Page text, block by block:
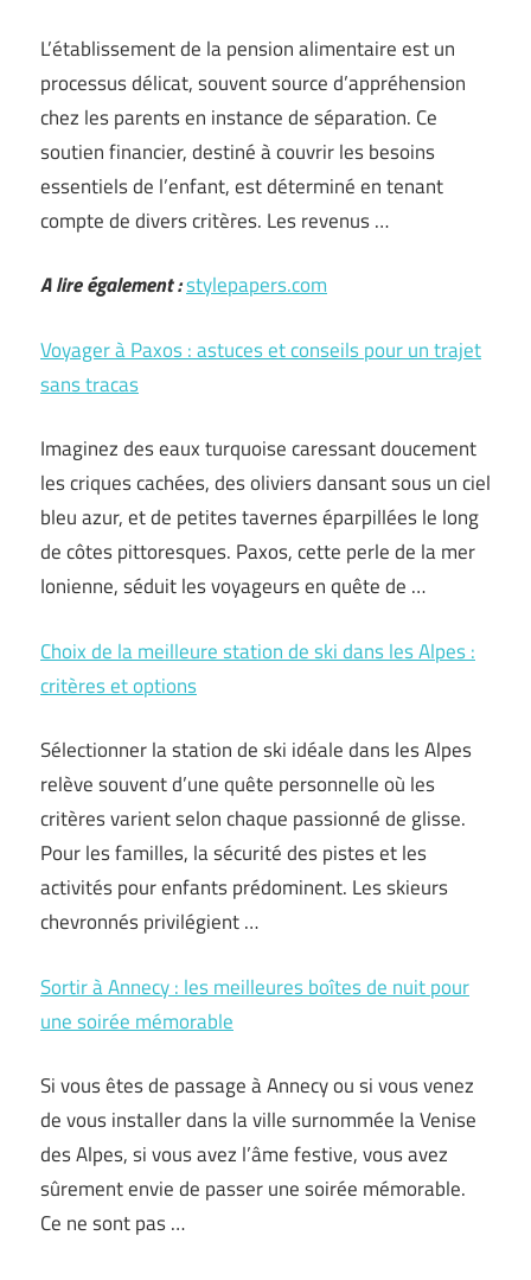
L’établissement de la pension alimentaire est un
processus délicat, souvent source d’appréhension
chez les parents en instance de séparation. Ce
soutien financier, destiné à couvrir les besoins
essentiels de l’enfant, est déterminé en tenant
compte de divers critères. Les revenus …
A lire également :stylepapers.com
Voyager à Paxos : astuces et conseils pour un trajet
sans tracas
Imaginez des eaux turquoise caressant doucement
les criques cachées, des oliviers dansant sous un ciel
bleu azur, et de petites tavernes éparpillées le long
de côtes pittoresques. Paxos, cette perle de la mer
Ionienne, séduit les voyageurs en quête de …
Choix de la meilleure station de ski dans les Alpes :
critères et options
Sélectionner la station de ski idéale dans les Alpes
relève souvent d’une quête personnelle où les
critères varient selon chaque passionné de glisse.
Pour les familles, la sécurité des pistes et les
activités pour enfants prédominent. Les skieurs
chevronnés privilégient …
Sortir à Annecy : les meilleures boîtes de nuit pour
une soirée mémorable
Si vous êtes de passage à Annecy ou si vous venez
de vous installer dans la ville surnommée la Venise
des Alpes, si vous avez l’âme festive, vous avez
sûrement envie de passer une soirée mémorable.
Ce ne sont pas …